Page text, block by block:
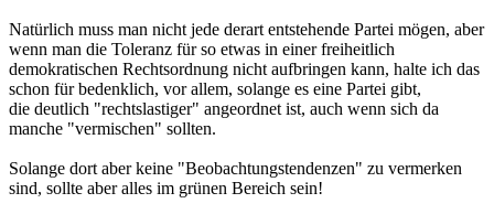
Natürlich muss man nicht jede derart entstehende Partei mögen, aber
wenn man die Toleranz für so etwas in einer freiheitlich
demokratischen Rechtsordnung nicht aufbringen kann, halte ich das
schon für bedenklich, vor allem, solange es eine Partei gibt,
die deutlich "rechtslastiger" angeordnet ist, auch wenn sich da
manche "vermischen" sollten.
Solange dort aber keine "Beobachtungstendenzen" zu vermerken
sind, sollte aber alles im grünen Bereich sein!